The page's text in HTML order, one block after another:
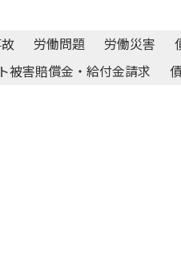
労働問題 労働災害
被害賠償金・給付金請求